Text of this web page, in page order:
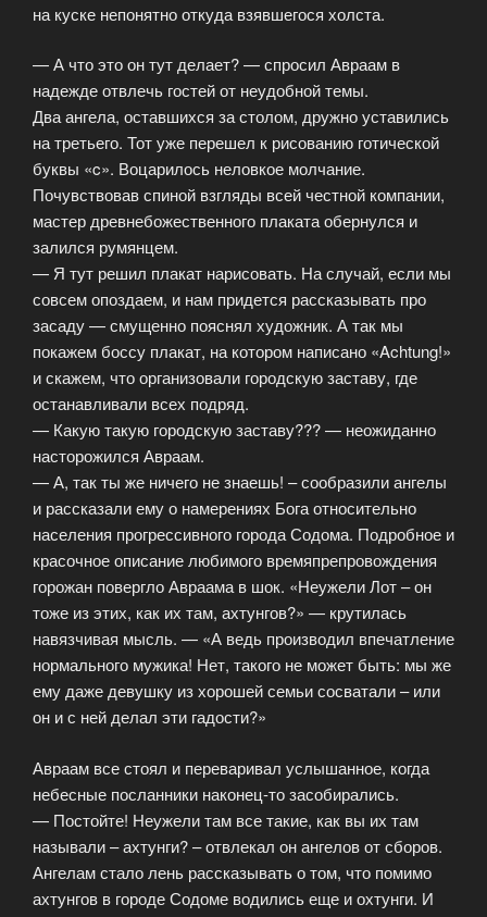
на куске непонятно откуда взявшегося холста.
— А что это он тут делает? — спросил Авраам в
надежде отвлечь гостей от неудобной темы.
Два ангела, оставшихся за столом, дружно уставились
на третьего. Тот уже перешел к рисованию готической
буквы «c». Воцарилось неловкое молчание.
Почувствовав спиной взгляды всей честной компании,
мастер древнебожественного плаката обернулся и
залился румянцем.
— Я тут решил плакат нарисовать. На случай, если мы
совсем опоздаем, и нам придется рассказывать про
засаду — смущенно пояснял художник. А так мы
покажем боссу плакат, на котором написано «Achtung!»
и скажем, что организовали городскую заставу, где
останавливали всех подряд.
— Какую такую городскую заставу??? — неожиданно
насторожился Авраам.
— А, так ты же ничего не знаешь! – сообразили ангелы
и рассказали ему о намерениях Бога относительно
населения прогрессивного города Содома. Подробное и
красочное описание любимого времяпрепровождения
горожан повергло Авраама в шок. «Неужели Лот – он
тоже из этих, как их там, ахтунгов?» — крутилась
навязчивая мысль. — «А ведь производил впечатление
нормального мужика! Нет, такого не может быть: мы же
ему даже девушку из хорошей семьи сосватали – или
он и с ней делал эти гадости?»
Авраам все стоял и переваривал услышанное, когда
небесные посланники наконец-то засобирались.
— Постойте! Неужели там все такие, как вы их там
называли – ахтунги? – отвлекал он ангелов от сборов.
Ангелам стало лень рассказывать о том, что помимо
ахтунгов в городе Содоме водились еще и охтунги. И